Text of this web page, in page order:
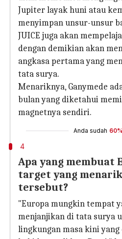
Jupiter layak huni atau
menyimpan unsur-unsur
JUICE juga akan
dengan demikian akan
angkasa pertama yang
tata surya.
Menariknya, Ganymede
bulan yang diketahui
magnetnya sendiri.
Anda sudah 60%
4
Apa yang membuat
target yang
tersebut?
"Europa mungkin tempat
menjanjikan di tata surya
lingkungan masa kini